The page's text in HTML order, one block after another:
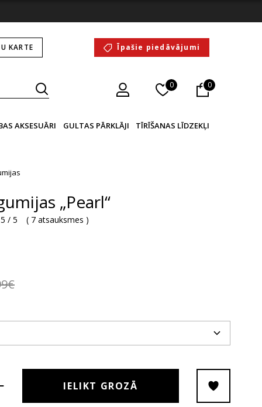
KARTE Īpašie piedāvājumi
0 0
AKSESUĀRI GULTAS PĀRKLĀJI TĪRĪŠANAS LĪDZEKĻI
„Pearl“
5 / 5 ( 7 atsauksmes )
IELIKT GROZĀ